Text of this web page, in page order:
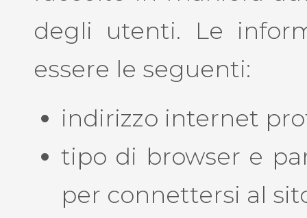
degli utenti. Le
essere le seguenti:
indirizzo internet
tipo di browser e
per connettersi al